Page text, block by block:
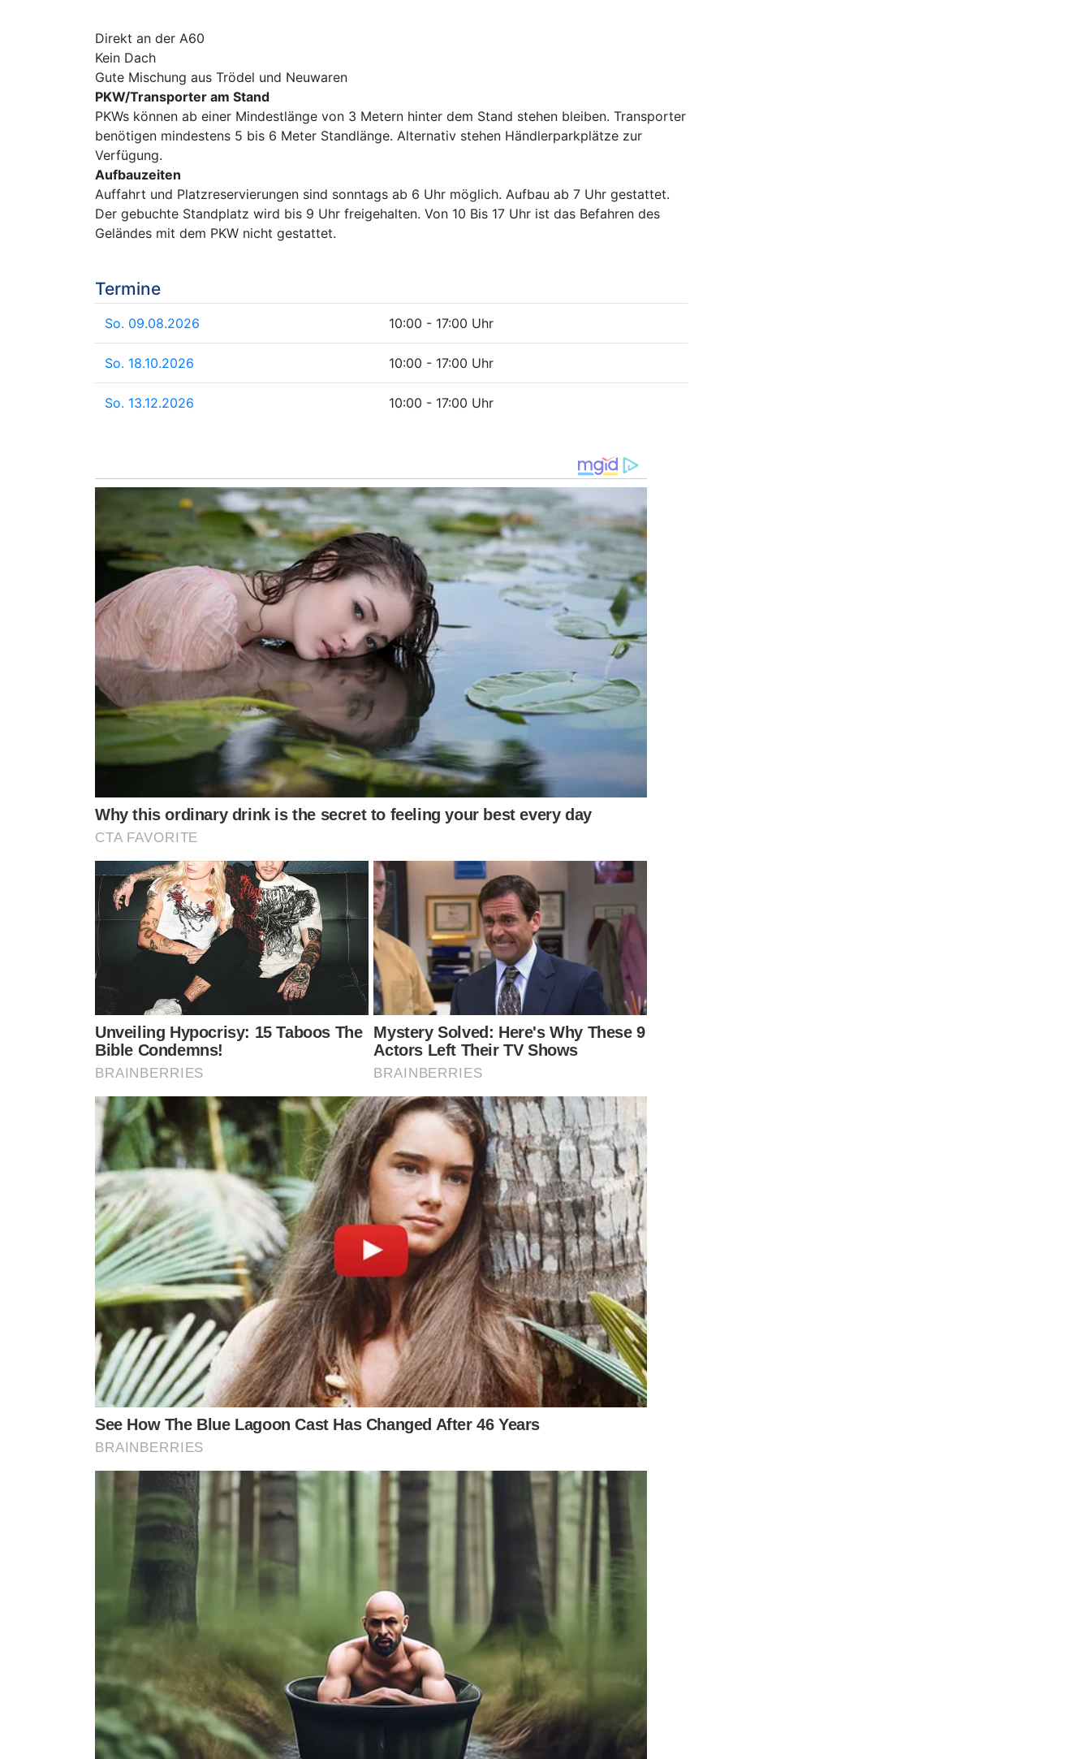
Direkt an der A60
Kein Dach
Gute Mischung aus Trödel und Neuwaren
PKW/Transporter am Stand
PKWs können ab einer Mindestlänge von 3 Metern hinter dem Stand stehen bleiben. Transporter
benötigen mindestens 5 bis 6 Meter Standlänge. Alternativ stehen Händlerparkplätze zur
Verfügung.
Aufbauzeiten
Auffahrt und Platzreservierungen sind sonntags ab 6 Uhr möglich. Aufbau ab 7 Uhr gestattet.
Der gebuchte Standplatz wird bis 9 Uhr freigehalten. Von 10 Bis 17 Uhr ist das Befahren des
Geländes mit dem PKW nicht gestattet.
Termine
So. 09.08.2026 10:00 - 17:00 Uhr
So. 18.10.2026 10:00 - 17:00 Uhr
So. 13.12.2026 10:00 - 17:00 Uhr